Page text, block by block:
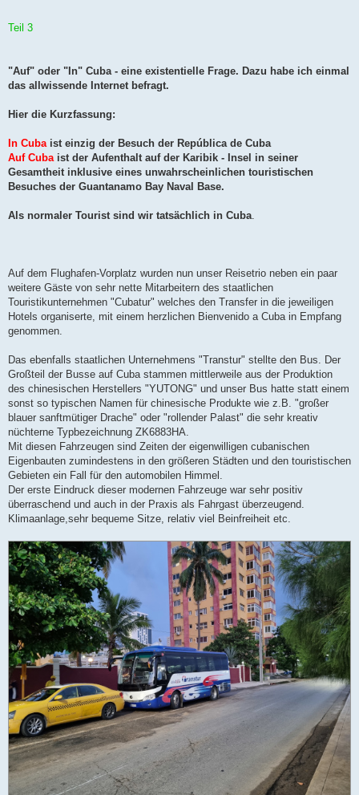
Teil 3
"Auf" oder "In" Cuba - eine existentielle Frage. Dazu habe ich einmal
das allwissende Internet befragt.
Hier die Kurzfassung:
In Cubaist einzig der Besuch der República de Cuba
Auf Cubaist der Aufenthalt auf der Karibik - Insel in seiner
Gesamtheit inklusive eines unwahrscheinlichen touristischen
Besuches der Guantanamo Bay Naval Base.
Als normaler Tourist sind wir tatsächlich in Cuba.
Auf dem Flughafen-Vorplatz wurden nun unser Reisetrio neben ein paar
weitere Gäste von sehr nette Mitarbeitern des staatlichen
Touristikunternehmen "Cubatur" welches den Transfer in die jeweiligen
Hotels organiserte, mit einem herzlichen Bienvenido a Cuba in Empfang
genommen.
Das ebenfalls staatlichen Unternehmens "Transtur" stellte den Bus. Der
Großteil der Busse auf Cuba stammen mittlerweile aus der Produktion
des chinesischen Herstellers "YUTONG" und unser Bus hatte statt einem
sonst so typischen Namen für chinesische Produkte wie z.B. "großer
blauer sanftmütiger Drache" oder "rollender Palast" die sehr kreativ
nüchterne Typbezeichnung ZK6883HA.
Mit diesen Fahrzeugen sind Zeiten der eigenwilligen cubanischen
Eigenbauten zumindestens in den größeren Städten und den touristischen
Gebieten ein Fall für den automobilen Himmel.
Der erste Eindruck dieser modernen Fahrzeuge war sehr positiv
überraschend und auch in der Praxis als Fahrgast überzeugend.
Klimaanlage,sehr bequeme Sitze, relativ viel Beinfreiheit etc.